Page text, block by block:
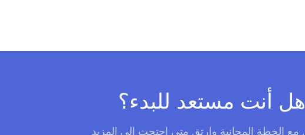
هل أنت مستعد للبدء؟